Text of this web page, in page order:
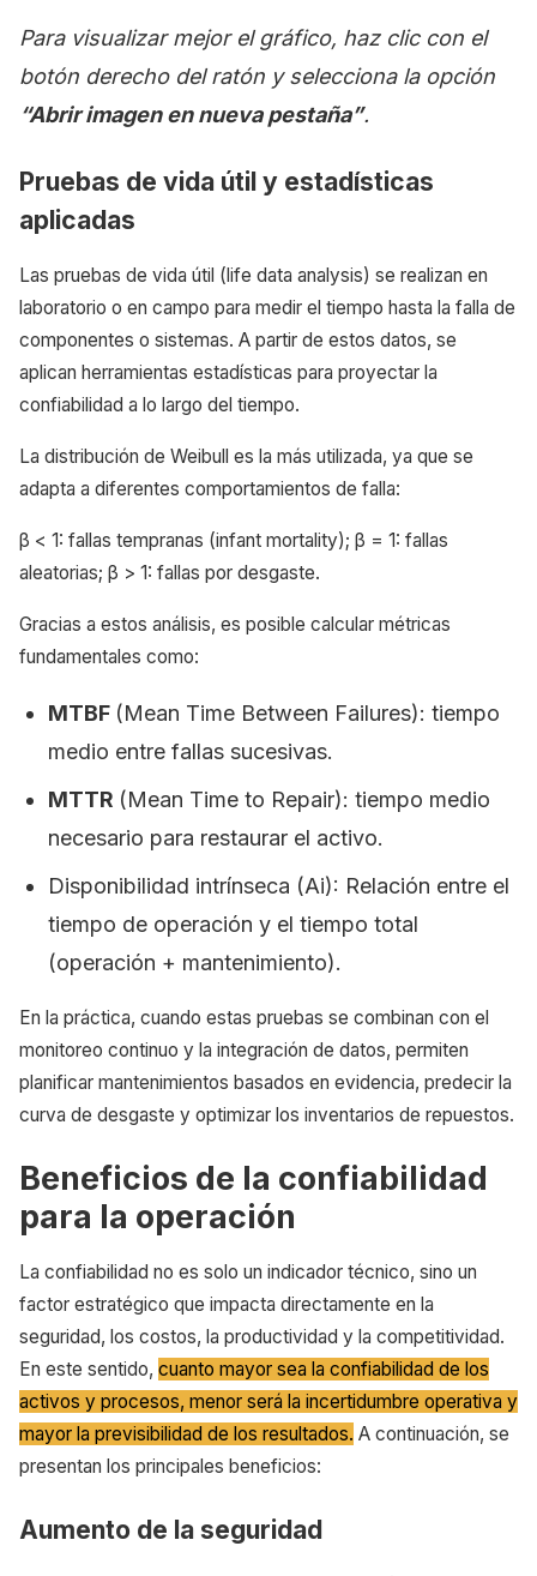
Para visualizar mejor el gráfico, haz clic con el
botón derecho del ratón y selecciona la opción
“Abrir imagen en nueva pestaña”.
Pruebas de vida útil y estadísticas
aplicadas
Las pruebas de vida útil (life data analysis) se realizan en
laboratorio o en campo para medir el tiempo hasta la falla de
componentes o sistemas. A partir de estos datos, se
aplican herramientas estadísticas para proyectar la
confiabilidad a lo largo del tiempo.
La distribución de Weibull es la más utilizada, ya que se
adapta a diferentes comportamientos de falla:
β < 1: fallas tempranas (infant mortality); β = 1: fallas
aleatorias; β > 1: fallas por desgaste.
Gracias a estos análisis, es posible calcular métricas
fundamentales como:
MTBF (Mean Time Between Failures): tiempo
medio entre fallas sucesivas.
MTTR (Mean Time to Repair): tiempo medio
necesario para restaurar el activo.
Disponibilidad intrínseca (Ai): Relación entre el
tiempo de operación y el tiempo total
(operación + mantenimiento).
En la práctica, cuando estas pruebas se combinan con el
monitoreo continuo y la integración de datos, permiten
planificar mantenimientos basados en evidencia, predecir la
curva de desgaste y optimizar los inventarios de repuestos.
Beneficios de la confiabilidad
para la operación
La confiabilidad no es solo un indicador técnico, sino un
factor estratégico que impacta directamente en la
seguridad, los costos, la productividad y la competitividad.
En este sentido, cuanto mayor sea la confiabilidad de los
activos y procesos, menor será la incertidumbre operativa y
mayor la previsibilidad de los resultados. A continuación, se
presentan los principales beneficios:
Aumento de la seguridad